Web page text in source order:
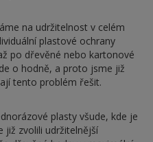
na udržitelnost v celém
plastové ochrany
po dřevěné nebo kartonové
o hodně, a proto jsme již
tento problém řešit.
plasty všude, kde je
již zvolili udržitelnější